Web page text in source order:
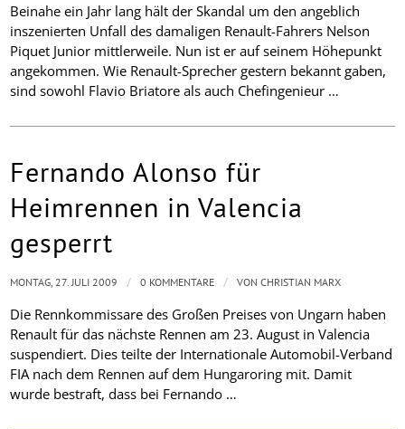
Beinahe ein Jahr lang hält der Skandal um den angeblich
inszenierten Unfall des damaligen Renault-Fahrers Nelson
Piquet Junior mittlerweile. Nun ist er auf seinem Höhepunkt
angekommen. Wie Renault-Sprecher gestern bekannt gaben,
sind sowohl Flavio Briatore als auch Chefingenieur …
Fernando Alonso für
Heimrennen in Valencia
gesperrt
Die Rennkommissare des Großen Preises von Ungarn haben
Renault für das nächste Rennen am 23. August in Valencia
suspendiert. Dies teilte der Internationale Automobil-Verband
FIA nach dem Rennen auf dem Hungaroring mit. Damit
wurde bestraft, dass bei Fernando …
MONTAG, 27. JULI 2009 / 0 KOMMENTARE / VONCHRISTIAN MARX